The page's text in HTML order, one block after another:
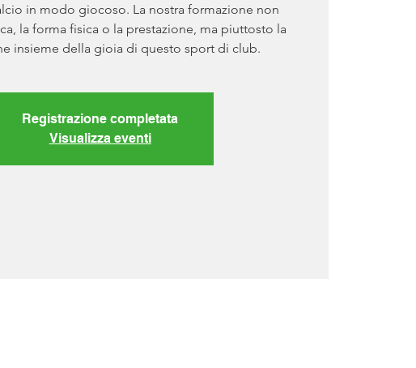
in modo giocoso. La nostra formazione non
la forma fisica o la prestazione, ma piuttosto la
insieme della gioia di questo sport di club.
Registrazione completata
Visualizza eventi